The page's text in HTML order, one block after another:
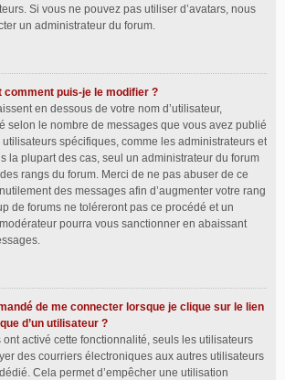
Si vous ne pouvez pas utiliser d’avatars, nous
un administrateur du forum.
comment puis-je le modifier ?
en dessous de votre nom d’utilisateur,
selon le nombre de messages que vous avez publié
spécifiques, comme les administrateurs et
la plupart des cas, seul un administrateur du forum
rangs du forum. Merci de ne pas abuser de ce
des messages afin d’augmenter votre rang
de forums ne toléreront pas ce procédé et un
pourra vous sanctionner en abaissant
de me connecter lorsque je clique sur le lien
d’un utilisateur ?
activé cette fonctionnalité, seuls les utilisateurs
des courriers électroniques aux autres utilisateurs
Cela permet d’empêcher une utilisation